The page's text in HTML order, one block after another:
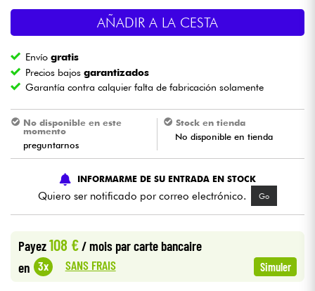
Luces
Vientos
Violines y cuarteto
Niños
Cables & Acces.
Bundle
AÑADIR A LA CESTA
Envíogratis
Precios bajosgarantizados
Garantía contra calquier falta de fabricación solamente
No disponible en este
momento
preguntarnos
Stock en tienda
No disponible en tienda
INFORMARME DE SU ENTRADA EN STOCK
Quiero ser notificado por correo electrónico. Go
Payez108 € / mois par carte bancaire
en 3x SANS FRAIS Simuler